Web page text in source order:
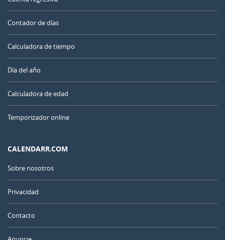
Contador de días
Calculadora de tiempo
Día del año
Calculadora de edad
Temporizador online
CALENDARR.COM
Sobre nosotros
Privacidad
Contacto